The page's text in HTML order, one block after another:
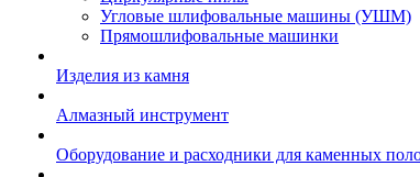
Угловые шлифовальные машины (УШМ)
Прямошлифовальные машинки
Изделия из камня
Алмазный инструмент
Оборудование и расходники для каменных